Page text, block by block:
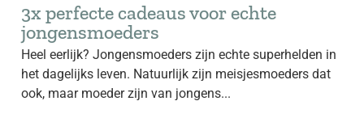
3x perfecte cadeaus voor echte
jongensmoeders
Heel eerlijk? Jongensmoeders zijn echte superhelden in
het dagelijks leven. Natuurlijk zijn meisjesmoeders dat
ook, maar moeder zijn van jongens...